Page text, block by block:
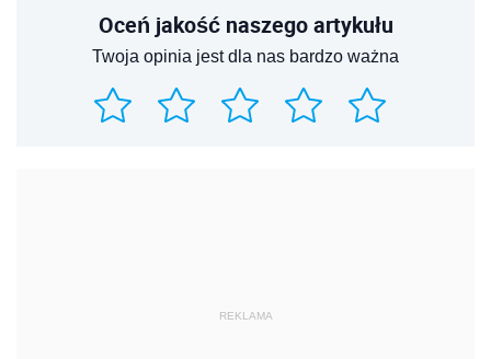
Oceń jakość naszego artykułu
Twoja opinia jest dla nas bardzo ważna
REKLAMA